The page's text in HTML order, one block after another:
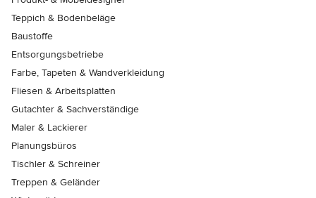
Teppich & Bodenbeläge
Baustoffe
Entsorgungsbetriebe
Farbe, Tapeten & Wandverkleidung
Fliesen & Arbeitsplatten
Gutachter & Sachverständige
Maler & Lackierer
Planungsbüros
Tischler & Schreiner
Treppen & Geländer